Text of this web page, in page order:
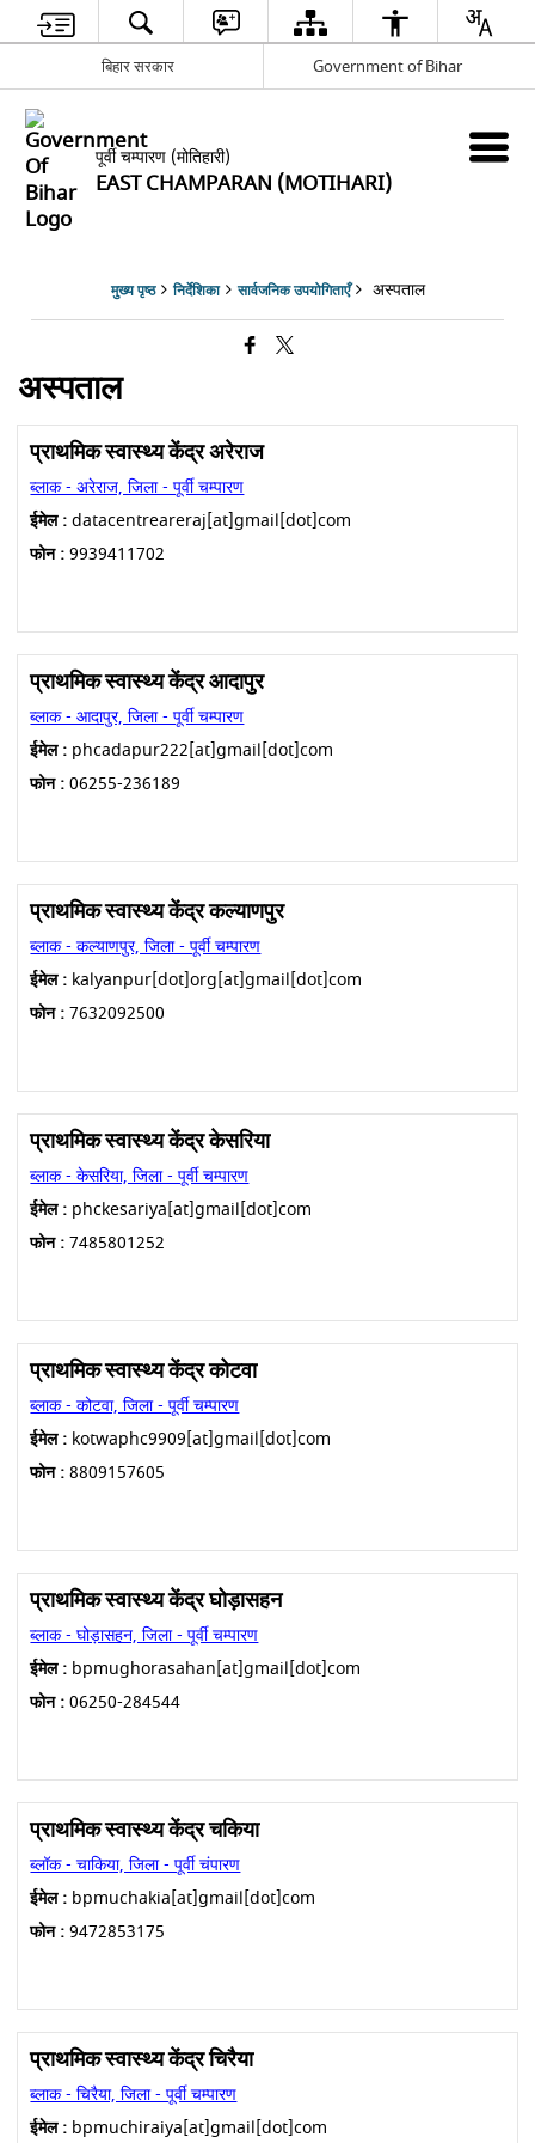
बिहार सरकार Government of Bihar
पूर्वी चम्पारण (मोतिहारी)
EAST CHAMPARAN (MOTIHARI)
मुख्य पृष्ठ निर्देशिका सार्वजनिक उपयोगिताएँ अस्पताल
अस्पताल
प्राथमिक स्वास्थ्य केंद्र अरेराज
ब्लाक - अरेराज, जिला - पूर्वी चम्पारण
ईमेल :datacentreareraj[at]gmail[dot]com
फोन :9939411702
प्राथमिक स्वास्थ्य केंद्र आदापुर
ब्लाक - आदापुर, जिला - पूर्वी चम्पारण
ईमेल : phcadapur222[at]gmail[dot]com
फोन :06255-236189
प्राथमिक स्वास्थ्य केंद्र कल्याणपुर
ब्लाक - कल्याणपुर, जिला - पूर्वी चम्पारण
ईमेल : kalyanpur[dot]org[at]gmail[dot]com
फोन :7632092500
प्राथमिक स्वास्थ्य केंद्र केसरिया
ब्लाक - केसरिया, जिला - पूर्वी चम्पारण
ईमेल : phckesariya[at]gmail[dot]com
फोन :7485801252
प्राथमिक स्वास्थ्य केंद्र कोटवा
ब्लाक - कोटवा, जिला - पूर्वी चम्पारण
ईमेल : kotwaphc9909[at]gmail[dot]com
फोन :8809157605
प्राथमिक स्वास्थ्य केंद्र घोड़ासहन
ब्लाक - घोड़ासहन, जिला - पूर्वी चम्पारण
ईमेल : bpmughorasahan[at]gmail[dot]com
फोन :06250-284544
प्राथमिक स्वास्थ्य केंद्र चकिया
ब्लॉक - चाकिया, जिला - पूर्वी चंपारण
ईमेल : bpmuchakia[at]gmail[dot]com
फोन :9472853175
प्राथमिक स्वास्थ्य केंद्र चिरैया
ब्लाक - चिरैया, जिला - पूर्वी चम्पारण
ईमेल : bpmuchiraiya[at]gmail[dot]com